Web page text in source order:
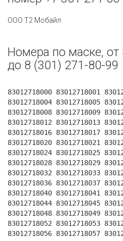
ООО Т2 Мобайл
Номера по маске,
до 8 (301) 271-80-99
83012718000 83012718001
83012718004 83012718005
83012718008 83012718009
83012718012 83012718013
83012718016 83012718017
83012718020 83012718021
83012718024 83012718025
83012718028 83012718029
83012718032 83012718033
83012718036 83012718037
83012718040 83012718041
83012718044 83012718045
83012718048 83012718049
83012718052 83012718053
83012718056 83012718057